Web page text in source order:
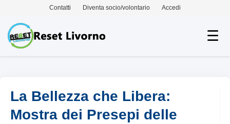
Contatti Diventa socio/volontario Accedi
☰
La Bellezza che Libera:
Mostra dei Presepi delle